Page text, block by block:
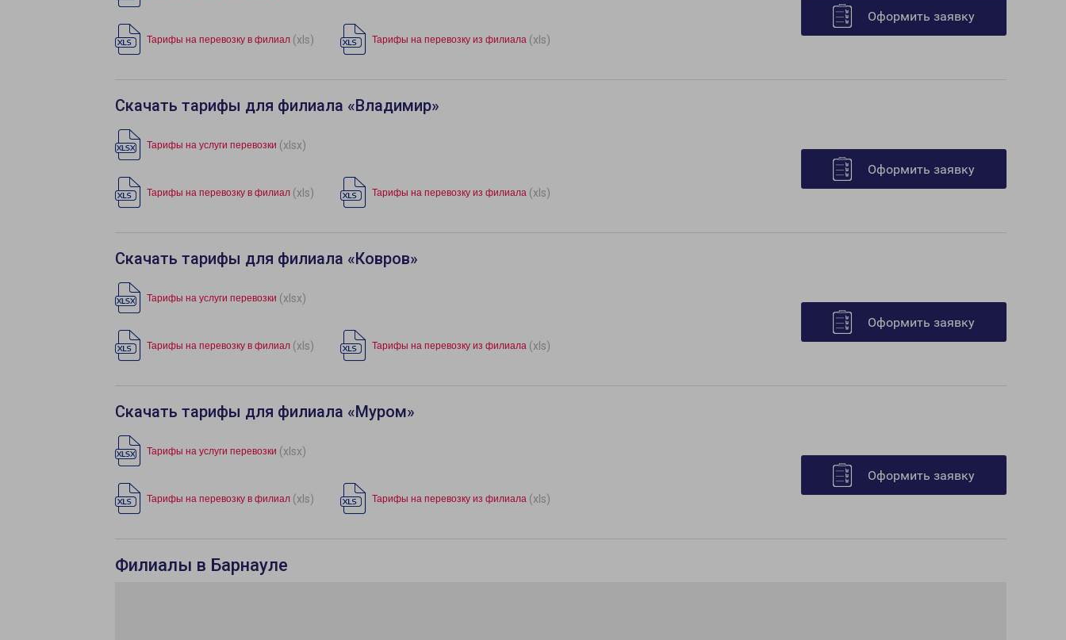
Тарифы на перевозку в филиал (xls) Тарифы на перевозку из филиала (xls)
Оформить заявку
Скачать тарифы для филиала «Владимир»
Тарифы на услуги перевозки (xlsx)
Тарифы на перевозку в филиал (xls) Тарифы на перевозку из филиала (xls)
Оформить заявку
Скачать тарифы для филиала «Ковров»
Тарифы на услуги перевозки (xlsx)
Тарифы на перевозку в филиал (xls) Тарифы на перевозку из филиала (xls)
Оформить заявку
Скачать тарифы для филиала «Муром»
Тарифы на услуги перевозки (xlsx)
Тарифы на перевозку в филиал (xls) Тарифы на перевозку из филиала (xls)
Оформить заявку
Филиалы в Барнауле